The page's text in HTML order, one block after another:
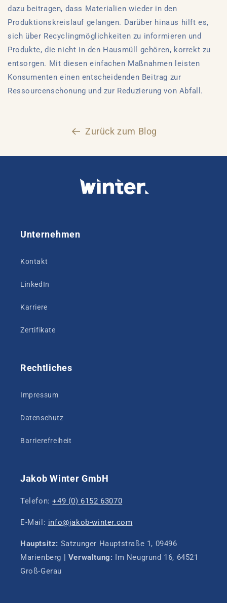
dazu beitragen, dass Materialien wieder in den
Produktionskreislauf gelangen. Darüber hinaus hilft es,
sich über Recyclingmöglichkeiten zu informieren und
Produkte, die nicht in den Hausmüll gehören, korrekt zu
entsorgen. Mit diesen einfachen Maßnahmen leisten
Konsumenten einen entscheidenden Beitrag zur
Ressourcenschonung und zur Reduzierung von Abfall.
Zurück zum Blog
Unternehmen
Kontakt
LinkedIn
Karriere
Zertifikate
Rechtliches
Impressum
Datenschutz
Barrierefreiheit
Jakob Winter GmbH
Telefon:+49 (0) 6152 63070
E-Mail: info@jakob-winter.com
Hauptsitz: Satzunger Hauptstraße 1, 09496
Marienberg | Verwaltung: Im Neugrund 16, 64521
Groß-Gerau